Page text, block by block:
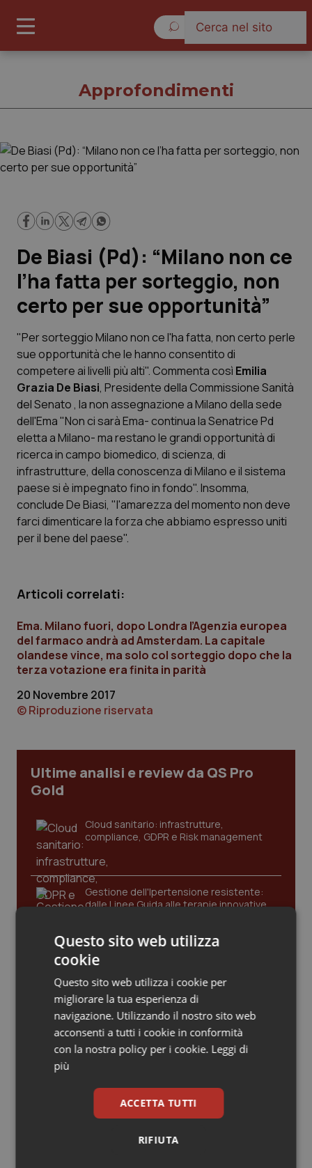
Governo e Parlamento
Regioni e Asl
Lavoro e Professioni
Scienza e Farmaci
Studi e Analisi
Lettere al direttore
Edizioni Regionali
QS Pro
Professionisti Sanitari.AI
Basilicata
Calabria
Campania
Emilia-Romagna
Lazio
Liguria
Lombardia
Marche
Piemonte
Provincia Autonoma di Bolzano
Provincia Autonoma di Trento
Puglia
Artrite & artrosi
Asma & BPCO
Car-T
Colesterolo & coronaropatie
Diabete & glucometri
Disturbi dell’umore
Dolore
Donna & Salute
HIV
Infezioni & Febbre
Ipertensione & Scompenso
Malattie rare
Malattia di Crohn & Rettocolite Ulcerosa
Neuroscienze & patologie neurodegenerative
QS Club Newsletter
Approfondimenti
De Biasi (Pd): “Milano non ce
l’ha fatta per sorteggio, non
certo per sue opportunità”
"Per sorteggio Milano non ce l'ha fatta, non certo perle
sue opportunità che le hanno consentito di
competere ai livelli più alti". Commenta così Emilia
Grazia De Biasi, Presidente della Commissione Sanità
del Senato , la non assegnazione a Milano della sede
dell'Ema "Non ci sarà Ema- continua la Senatrice Pd
eletta a Milano- ma restano le grandi opportunità di
ricerca in campo biomedico, di scienza, di
infrastrutture, della conoscenza di Milano e il sistema
paese si è impegnato fino in fondo". Insomma,
conclude De Biasi, "l'amarezza del momento non deve
farci dimenticare la forza che abbiamo espresso uniti
per il bene del paese".
Articoli correlati:
Ema. Milano fuori, dopo Londra l’Agenzia europea
del farmaco andrà ad Amsterdam. La capitale
olandese vince, ma solo col sorteggio dopo che la
terza votazione era finita in parità
20 Novembre 2017
© Riproduzione riservata
Ultime analisi e review da QS Pro
Gold
Cloud sanitario: infrastrutture,
compliance, GDPR e Risk management
Gestione dell'Ipertensione resistente:
dalle Linee Guida alle terapie innovative
Leadership Infermieristica 2026: nuovi
Leadership Medica 2026: guidare team
clinici ad alte prestazioni
AI e telemedicina nello studio
odontoiatrico: applicazioni concrete e
uso protetto
Questo sito web utilizza
cookie
Questo sito web utilizza i cookie per
migliorare la tua esperienza di
navigazione. Utilizzando il nostro sito web
acconsenti a tutti i cookie in conformità
con la nostra policy per i cookie. Leggi di
più
ACCETTA TUTTI
RIFIUTA